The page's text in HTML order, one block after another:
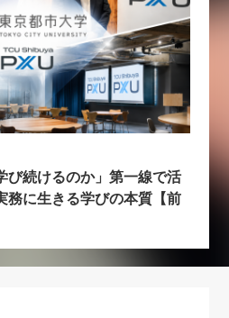
び続けるのか」第一線で活
務に生きる学びの本質【前